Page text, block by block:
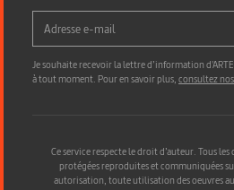
Je souhaite recevoir la lettre d’information
à tout moment. Pour en savoir plus,consultez nos
Ce service respecte le droit d’auteur. Tous
protégées reproduites et communiquées
autorisation, toute utilisation des oeuvres